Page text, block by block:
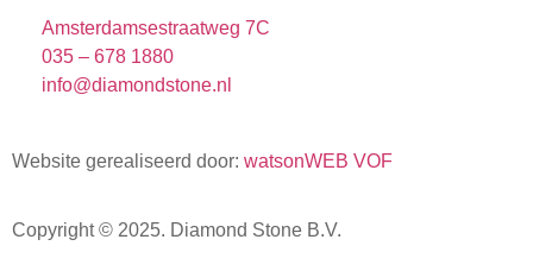
Amsterdamsestraatweg 7C
035 – 678 1880
info@diamondstone.nl
Website gerealiseerd door: watsonWEB VOF
Copyright © 2025. Diamond Stone B.V.